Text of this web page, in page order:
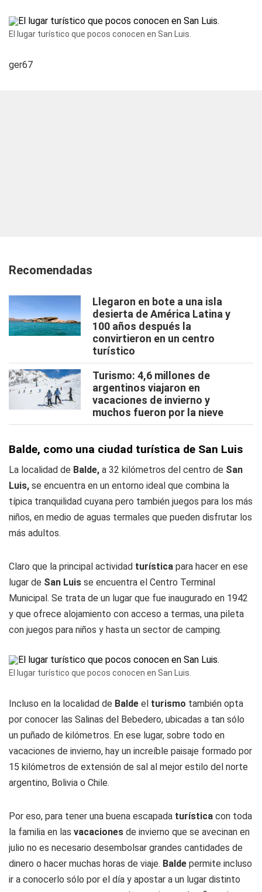
El lugar turístico que pocos conocen en San Luis.
ger67
Recomendadas
Llegaron en bote a una isla
desierta de América Latina y
100 años después la
convirtieron en un centro
turístico
Turismo: 4,6 millones de
argentinos viajaron en
vacaciones de invierno y
muchos fueron por la nieve
Balde, como una ciudad turística de San Luis
La localidad de Balde, a 32 kilómetros del centro de San
Luis, se encuentra en un entorno ideal que combina la
típica tranquilidad cuyana pero también juegos para los más
niños, en medio de aguas termales que pueden disfrutar los
más adultos.
Claro que la principal actividad turística para hacer en ese
lugar de San Luis se encuentra el Centro Terminal
Municipal. Se trata de un lugar que fue inaugurado en 1942
y que ofrece alojamiento con acceso a termas, una pileta
con juegos para niños y hasta un sector de camping.
El lugar turístico que pocos conocen en San Luis.
Incluso en la localidad de Balde el turismo también opta
por conocer las Salinas del Bebedero, ubicadas a tan sólo
un puñado de kilómetros. En ese lugar, sobre todo en
vacaciones de invierno, hay un increíble paisaje formado por
15 kilómetros de extensión de sal al mejor estilo del norte
argentino, Bolivia o Chile.
Por eso, para tener una buena escapada turística con toda
la familia en las vacaciones de invierno que se avecinan en
julio no es necesario desembolsar grandes cantidades de
dinero o hacer muchas horas de viaje. Balde permite incluso
ir a conocerlo sólo por el día y apostar a un lugar distinto